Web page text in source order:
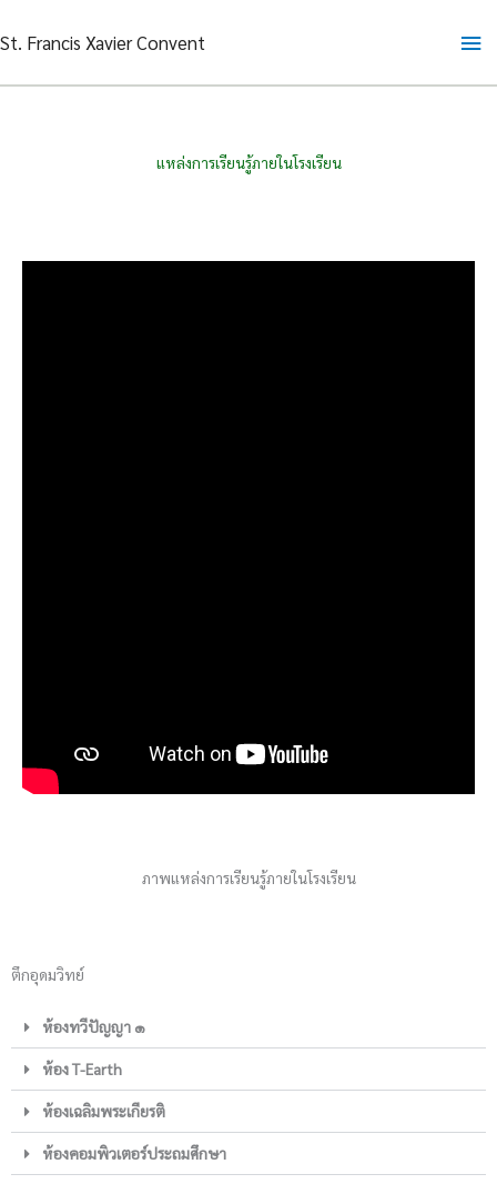
to
St. Francis Xavier Convent
แหล่งการเรียนรู้ภายในโรงเรียน
ภาพแหล่งการเรียนรู้ภายในโรงเรียน
ตึกอุดมวิทย์
ห้องทวีปัญญา ๑
ห้อง T-Earth
ห้องเฉลิมพระเกียรติ
ห้องคอมพิวเตอร์ประถมศึกษา